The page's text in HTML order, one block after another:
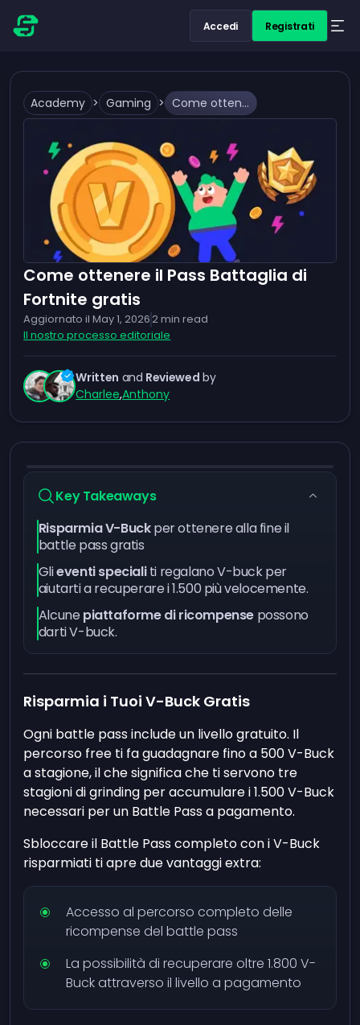
Accedi Registrati
Academy > Gaming > Come ottenere il Pass Battaglia di Fortnite gratis
Come ottenere il Pass Battaglia di
Fortnite gratis
Aggiornato il May 1, 20262min read
Il nostro processo editoriale
Written and Reviewed by
Charlee,Anthony
Key Takeaways
Risparmia V-Buckper ottenere alla fine il
battle pass gratis
Glieventi specialiti regalano V-buck per
aiutarti a recuperare i 1.500 più velocemente.
Alcune piattaforme di ricompensepossono
darti V-buck.
Risparmia i Tuoi V-Buck Gratis
Ogni battle pass include un livello gratuito. Il
percorso free ti fa guadagnare fino a 500 V-Buck
a stagione, il che significa che ti servono tre
stagioni di grinding per accumulare i 1.500 V-Buck
necessari per un Battle Pass a pagamento.
Sbloccare il Battle Pass completo con i V-Buck
risparmiati ti apre due vantaggi extra:
Accesso al percorso completo delle
ricompense del battle pass
La possibilità di recuperare oltre 1.800 V-
Buck attraverso il livello a pagamento